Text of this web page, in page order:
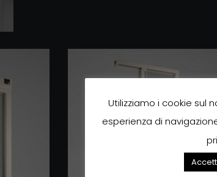
Utilizziamo i cookie sul
esperienza di